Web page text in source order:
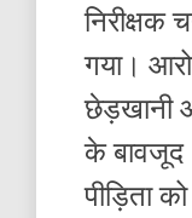
निरीक्षक
गया।
छेड़खानी
के बावजूद
पीड़िता